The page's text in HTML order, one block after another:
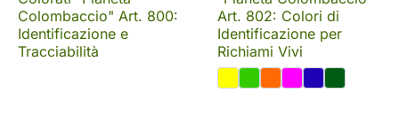
Colombaccio" Art. 800:
Identificazione e
Tracciabilità
Art. 802: Colori di
Identificazione per
Richiami Vivi